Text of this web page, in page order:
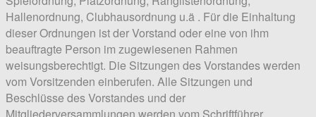
Hallenordnung, Clubhausordnung u.ä . Für die Einhaltung
dieser Ordnungen ist der Vorstand oder eine von ihm
beauftragte Person im zugewiesenen Rahmen
weisungsberechtigt. Die Sitzungen des Vorstandes werden
vom Vorsitzenden einberufen. Alle Sitzungen und
Beschlüsse des Vorstandes und der
Mitgliederversammlungen werden vom Schriftführer